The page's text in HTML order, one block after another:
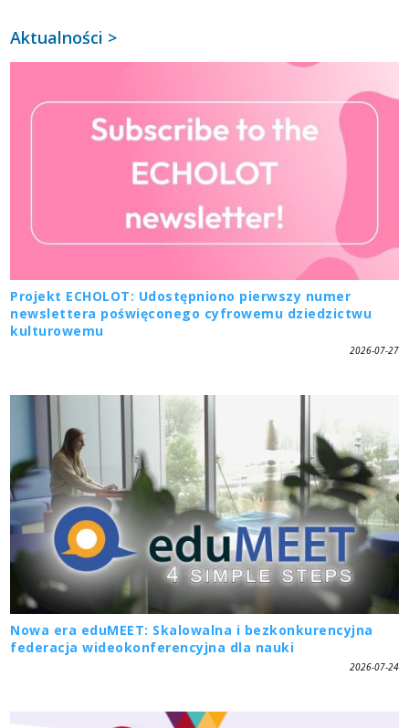
Aktualności >
Projekt ECHOLOT: Udostępniono pierwszy numer
newslettera poświęconego cyfrowemu dziedzictwu
kulturowemu
2026-07-27
Nowa era eduMEET: Skalowalna i bezkonkurencyjna
federacja wideokonferencyjna dla nauki
2026-07-24